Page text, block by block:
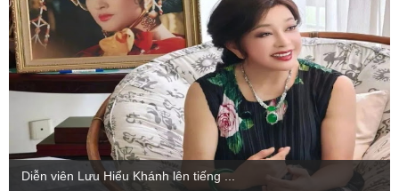
Diễn viên Lưu Hiểu Khánh lên tiếng ...